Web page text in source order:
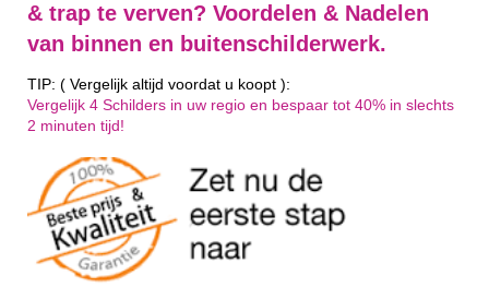
& trap te verven? Voordelen & Nadelen
van binnen en buitenschilderwerk.
TIP: ( Vergelijk altijd voordat u koopt ):
Vergelijk 4 Schilders in uw regio en bespaar tot 40% in slechts
2 minuten tijd!